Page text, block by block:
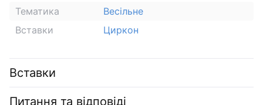
Тематика
Весільне
Вставки
Циркон
Вставки
Питання та відповіді